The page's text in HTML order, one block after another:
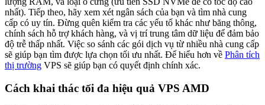
nhất). Tiếp theo, hãy xem xét ngân sách của bạn và tìm nhà cung
cấp có uy tín. Đừng quên kiểm tra các yếu tố khác như băng thông,
chính sách hỗ trợ khách hàng, và vị trí trung tâm dữ liệu để đảm bảo
độ trễ thấp nhất. Việc so sánh các gói dịch vụ từ nhiều nhà cung cấp
sẽ giúp bạn tìm được lựa chọn tối ưu nhất. Để hiểu hơn về Phân tích
thị trường VPS sẽ giúp bạn có quyết định chính xác.
Cách khai thác tối đa hiệu quả VPS AMD